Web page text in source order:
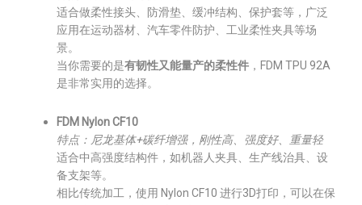
适合做柔性接头、防滑垫、缓冲结构、保护套等，广泛
应用在运动器材、汽车零件防护、工业柔性夹具等场
景。
当你需要的是有韧性又能量产的柔性件 ，FDM TPU 92A
是非常实用的选择。
FDM Nylon CF10
特点：尼龙基体+碳纤增强，刚性高、强度好、重量轻
适合中高强度结构件，如机器人夹具、生产线治具、设
备支架等。
相比传统加工，使用 Nylon CF10 进行3D打印，可以在保